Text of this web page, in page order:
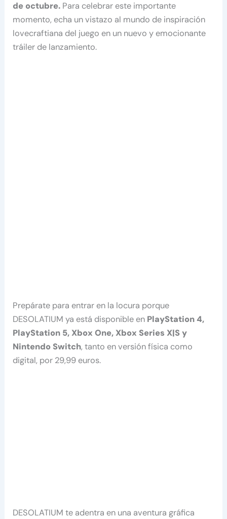
de octubre. Para celebrar este importante
momento, echa un vistazo al mundo de inspiración
lovecraftiana del juego en un nuevo y emocionante
tráiler de lanzamiento.
Prepárate para entrar en la locura porque
DESOLATIUM ya está disponible en PlayStation 4,
PlayStation 5, Xbox One, Xbox Series X|S y
Nintendo Switch, tanto en versión física como
digital, por 29,99 euros.
DESOLATIUM te adentra en una aventura gráfica